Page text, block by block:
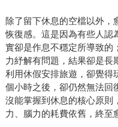
除了留下休息的空檔以外，
恢復感。這是因為有些人認
實卻是作息不穩定所導致的
力紓解有問題，結果卻是長
利用休假安排旅遊，卻覺得
個小時之後，卻仍然無法
沒能掌握到休息的核心原則
力、腦力的耗費依舊，終至